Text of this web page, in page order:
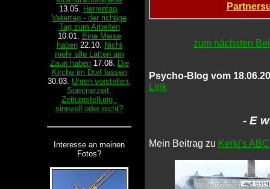
13.05. Herrentag,
Vatertag - der richtige
Tag zum Arbeiten
10.01. Eine Meise
haben22.10. Nicht
mehr alle Latten am
Zaun haben17.08. Die
Kirche im Dorf lassen
30.03. Uhren vorstellen,
Sommerzeit,
Zeitumstellung -
sinnvoll oder nicht?
Interesse an meinen
Fotos?
zum nächsten
Psycho-Blog vom
Link
- E
Mein Beitrag zu Kerki's